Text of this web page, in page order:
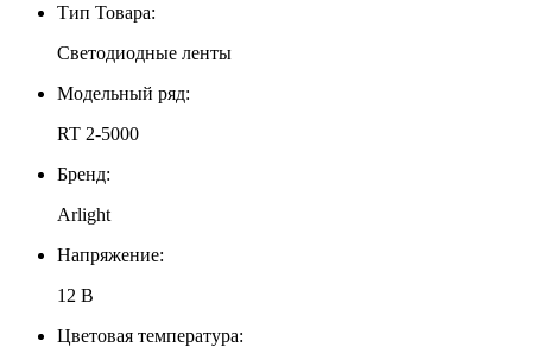
Тип Товара:
Светодиодные ленты
Модельный ряд:
RT 2-5000
Бренд:
Arlight
Напряжение:
12 В
Цветовая температура: